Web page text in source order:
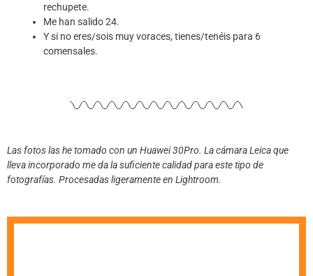
rechupete.
Me han salido 24.
Y si no eres/sois muy voraces, tienes/tenéis para 6
comensales.
Las fotos las he tomado con un Huawei 30Pro. La cámara Leica que
lleva incorporado me da la suficiente calidad para este tipo de
fotografías. Procesadas ligeramente en Lightroom.